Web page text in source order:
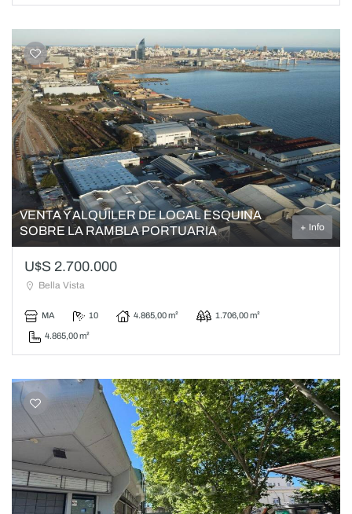
VENTA Y ALQUILER DE LOCAL ESQUINA
SOBRE LA RAMBLA PORTUARIA
+ Info
U$S 2.700.000
Bella Vista
MA 10 4.865,00 m² 1.706,00 m²
4.865,00 m²